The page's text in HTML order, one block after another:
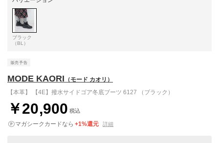
ブラック
（BL）
MODE KAORI （モード カオリ）
【本革】 【4E】撥水サイドゴア冬底ブーツ 6127 （ブラック）
￥20,900 税込
マガシークカードなら +1%還元 詳細